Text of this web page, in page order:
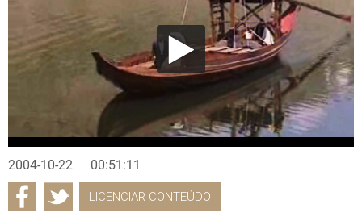
2004-10-22 00:51:11
LICENCIAR CONTEÚDO